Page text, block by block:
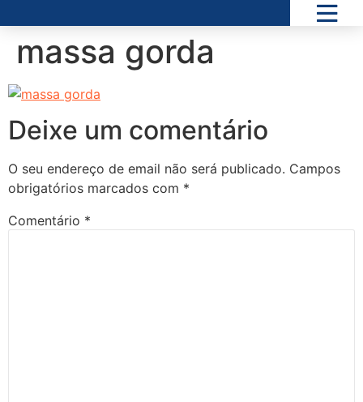
massa gorda
Deixe um comentário
O seu endereço de email não será publicado. Campos
obrigatórios marcados com *
Comentário *